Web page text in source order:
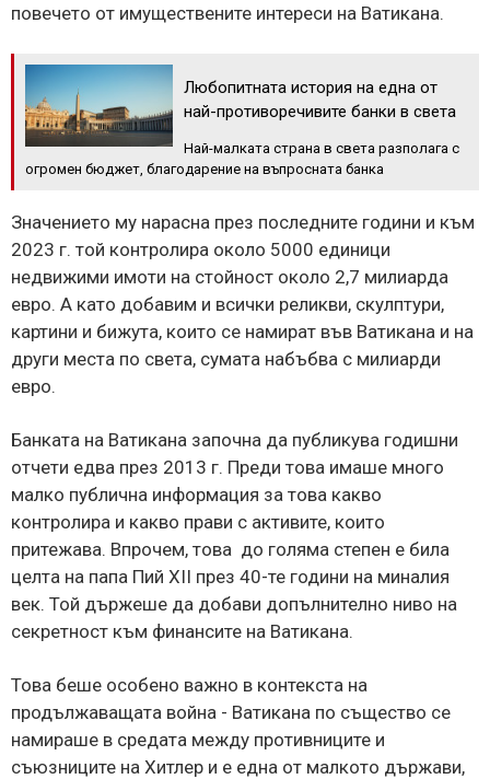
повечето от имуществените интереси на Ватикана.
Любопитната история на една от
най-противоречивите банки в света
Най-малката страна в света разполага с
огромен бюджет, благодарение на въпросната банка
Значението му нарасна през последните години и към
2023 г. той контролира около 5000 единици
недвижими имоти на стойност около 2,7 милиарда
евро. А като добавим и всички реликви, скулптури,
картини и бижута, които се намират във Ватикана и на
други места по света, сумата набъбва с милиарди
евро.
Банката на Ватикана започна да публикува годишни
отчети едва през 2013 г. Преди това имаше много
малко публична информация за това какво
контролира и какво прави с активите, които
притежава. Впрочем, това до голяма степен е била
целта на папа Пий XII през 40-те години на миналия
век. Той държеше да добави допълнително ниво на
секретност към финансите на Ватикана.
Това беше особено важно в контекста на
продължаващата война - Ватикана по същество се
намираше в средата между противниците и
съюзниците на Хитлер и е една от малкото държави,